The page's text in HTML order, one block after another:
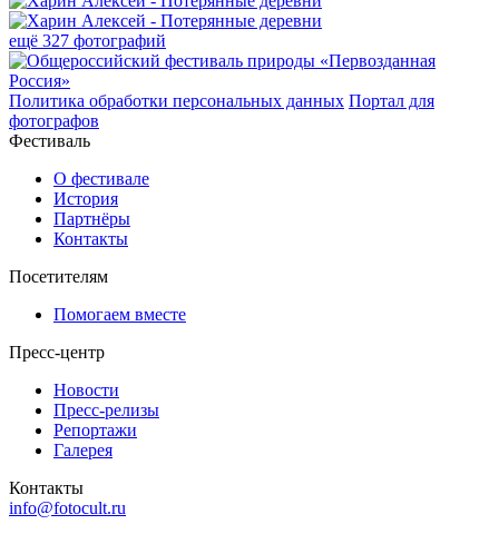
ещё 327 фотографий
Политика обработки персональных данных Портал для
фотографов
Фестиваль
О фестивале
История
Партнёры
Контакты
Посетителям
Помогаем вместе
Пресс-центр
Новости
Пресс-релизы
Репортажи
Галерея
Контакты
info@fotocult.ru